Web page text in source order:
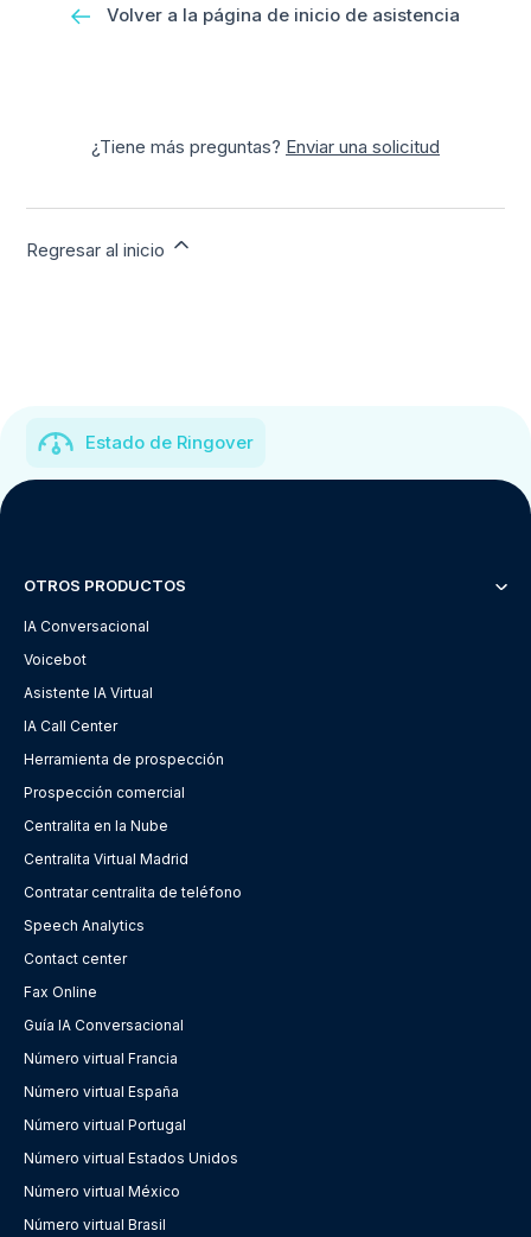
Volver a la página de inicio de asistencia
¿Tiene más preguntas? Enviar una solicitud
Regresar al inicio
Estado de Ringover
OTROS PRODUCTOS
IA Conversacional
Voicebot
Asistente IA Virtual
IA Call Center
Herramienta de prospección
Prospección comercial
Centralita en la Nube
Centralita Virtual Madrid
Contratar centralita de teléfono
Speech Analytics
Contact center
Fax Online
Guía IA Conversacional
Número virtual Francia
Número virtual España
Número virtual Portugal
Número virtual Estados Unidos
Número virtual México
Número virtual Brasil